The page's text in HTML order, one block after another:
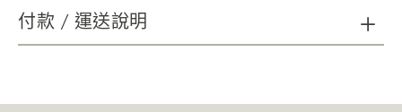
陶瓷器清潔：請以海綿、精緻瓷器專用刷具及不具顆粒磨
砂功能之餐具中性洗劑，延長使用年限；無法以洗碗機清洗。
木質及金屬材質如需清潔，請以柔軟乾布擦拭。
使用後會隨著時間表面有可能產生自然痕跡，增添作
付款 / 運送說明